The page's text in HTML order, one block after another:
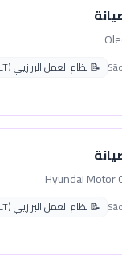
📝 نظام العمل البرازيلي (CLT)
📝 نظام العمل البرازيلي (CLT)